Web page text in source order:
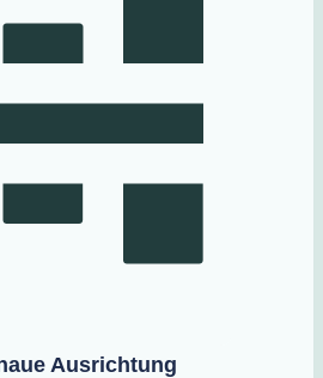
Ausrichtung